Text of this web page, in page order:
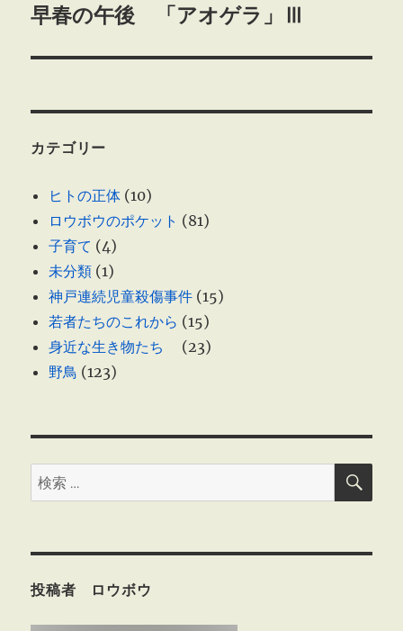
ー
シ
ン
次
投
早春の午後 「アオゲラ」Ⅲ
カテゴリー
ヒトの正体 (10)
ロウボウのポケット (81)
子育て (4)
未分類 (1)
神戸連続児童殺傷事件 (15)
若者たちのこれから (15)
身近な生き物たち
(23)
野鳥 (123)
検
索:
検
投稿者 ロウボウ